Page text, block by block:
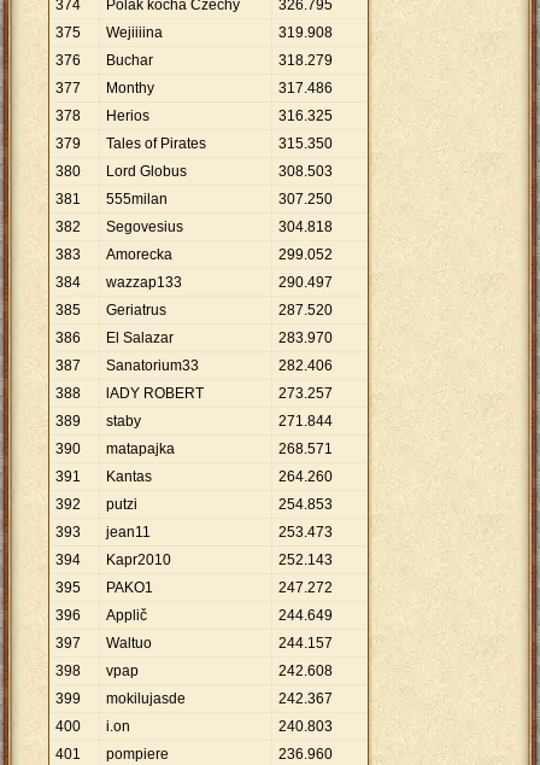
374
Polak kocha Czechy 326.795
375
Wejiiiina 319.908
376
Buchar 318.279
377
Monthy 317.486
378
Herios 316.325
379
Tales of Pirates 315.350
380
Lord Globus 308.503
381
555milan 307.250
382
Segovesius 304.818
383
Amorecka 299.052
384
wazzap133 290.497
385
Geriatrus 287.520
386
El Salazar 283.970
387
Sanatorium33 282.406
388
lADY ROBERT 273.257
389
staby 271.844
390
matapajka 268.571
391
Kantas 264.260
392
putzi 254.853
393
jean11 253.473
394
Kapr2010 252.143
395
PAKO1 247.272
396
Applič 244.649
397
Waltuo 244.157
398
vpap 242.608
399
mokilujasde 242.367
400
i.on 240.803
401
pompiere 236.960